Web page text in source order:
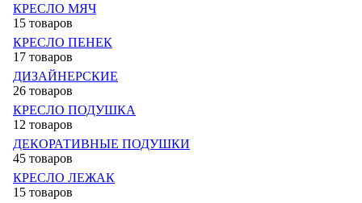
КРЕСЛО МЯЧ
15 товаров
КРЕСЛО ПЕНЕК
17 товаров
ДИЗАЙНЕРСКИЕ
26 товаров
КРЕСЛО ПОДУШКА
12 товаров
ДЕКОРАТИВНЫЕ ПОДУШКИ
45 товаров
КРЕСЛО ЛЕЖАК
15 товаров